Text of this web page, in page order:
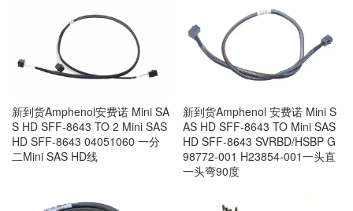
新到货Amphenol安费诺 Mini SA
S HD SFF-8643 TO 2 Mini SAS
HD SFF-8643 04051060 一分
二Mini SAS HD线
新到货Amphenol 安费诺 Mini S
AS HD SFF-8643 TO Mini SAS
HD SFF-8643 SVRBD/HSBP G
98772-001 H23854-001一头直
一头弯90度